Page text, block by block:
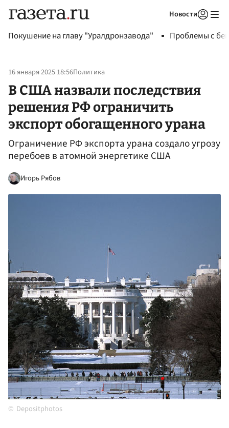
Новости
Покушение на главу "Уралдронзавода" Проблемы с
16 января 2025 18:56Политика
В США назвали последствия
решения РФ ограничить
экспорт обогащенного урана
Ограничение РФ экспорта урана создало угрозу
перебоев в атомной энергетике США
Игорь Рябов
Depositphotos